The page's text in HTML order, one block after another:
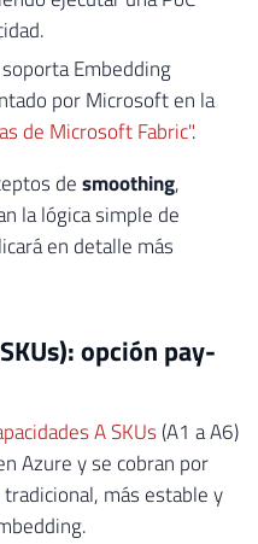
Embedding
por Microsoft en la
de Microsoft Fabric".
desmoothing,
la lógica simple de
en detalle más
opción pay-
A SKUs (A1 a A6)
Azure y se cobran por
más estable y